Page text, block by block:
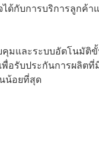
ได้กับการบริการลูกค้า
คุมและระบบอัตโนมัติ
พื่อรับประกันการผลิต
นน้อยที่สุด